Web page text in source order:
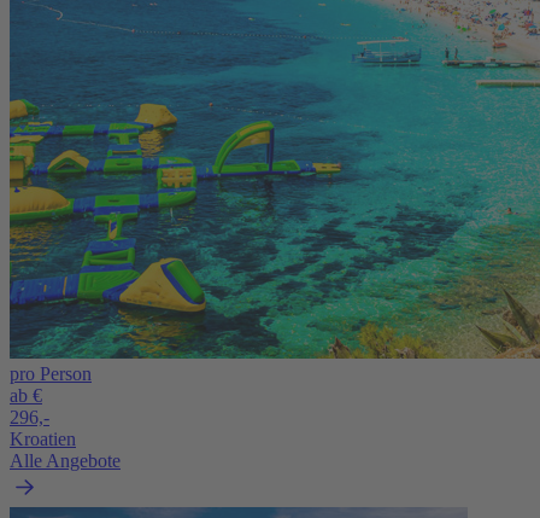
pro Person
ab €
296,-
Kroatien
Alle Angebote